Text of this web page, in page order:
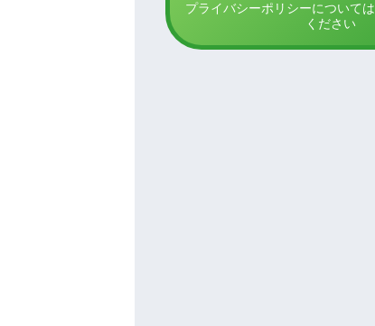
プライバシーポリシーについては
ください